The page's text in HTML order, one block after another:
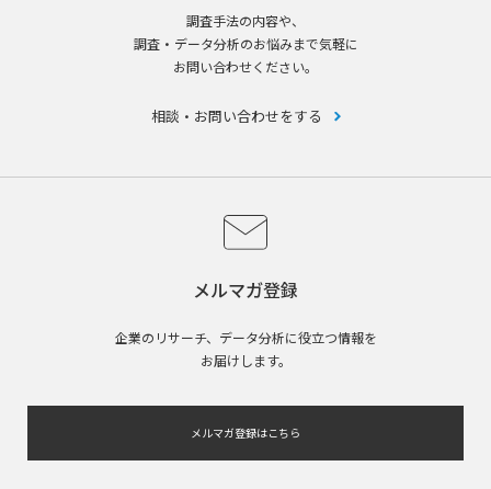
調査手法の内容や、
調査・データ分析のお悩みまで気軽に
お問い合わせください。
相談・お問い合わせをする
メルマガ登録
企業のリサーチ、データ分析に役立つ情報を
お届けします。
メルマガ登録はこちら